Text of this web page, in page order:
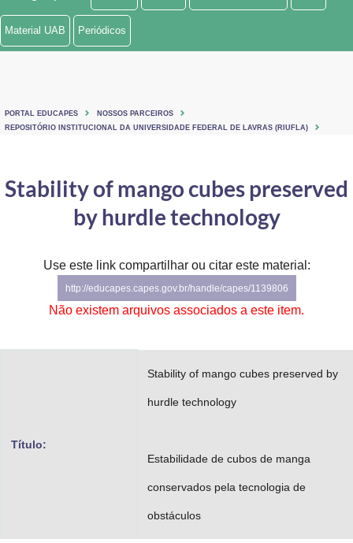
Ministério de Minas e Energia
Ministério do Turismo
Controladoria-Geral da União
Ministério da Mulher, da Família e dos Direitos Humanos
Secretaria-Geral
Material UAB Periódicos
PORTAL EDUCAPES
NOSSOS PARCEIROS
REPOSITÓRIO INSTITUCIONAL DA UNIVERSIDADE FEDERAL DE LAVRAS (RIUFLA)
Stability of mango cubes preserved
by hurdle technology
Use este link compartilhar ou citar este material:
http://educapes.capes.gov.br/handle/capes/1139806
Não existem arquivos associados a este item.
Título:
Stability of mango cubes preserved by
hurdle technology
Estabilidade de cubos de manga
conservados pela tecnologia de
obstáculos